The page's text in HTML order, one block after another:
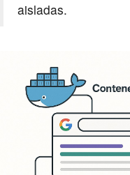
aisladas.